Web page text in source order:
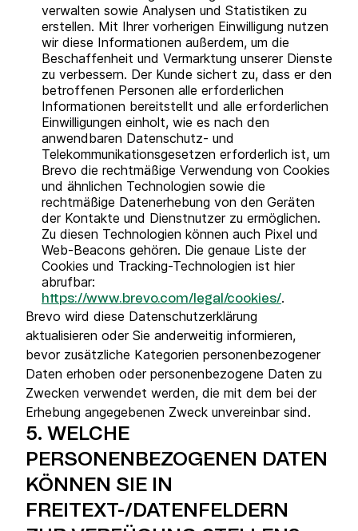
verwalten sowie Analysen und Statistiken zu
erstellen. Mit Ihrer vorherigen Einwilligung nutzen
wir diese Informationen außerdem, um die
Beschaffenheit und Vermarktung unserer Dienste
zu verbessern. Der Kunde sichert zu, dass er den
betroffenen Personen alle erforderlichen
Informationen bereitstellt und alle erforderlichen
Einwilligungen einholt, wie es nach den
anwendbaren Datenschutz- und
Telekommunikationsgesetzen erforderlich ist, um
Brevo die rechtmäßige Verwendung von Cookies
und ähnlichen Technologien sowie die
rechtmäßige Datenerhebung von den Geräten
der Kontakte und Dienstnutzer zu ermöglichen.
Zu diesen Technologien können auch Pixel und
Web-Beacons gehören. Die genaue Liste der
Cookies und Tracking-Technologien ist hier
abrufbar:
https://www.brevo.com/legal/cookies/.
Brevo wird diese Datenschutzerklärung
aktualisieren oder Sie anderweitig informieren,
bevor zusätzliche Kategorien personenbezogener
Daten erhoben oder personenbezogene Daten zu
Zwecken verwendet werden, die mit dem bei der
Erhebung angegebenen Zweck unvereinbar sind.
5. WELCHE
PERSONENBEZOGENEN DATEN
KÖNNEN SIE IN
FREITEXT-/DATENFELDERN